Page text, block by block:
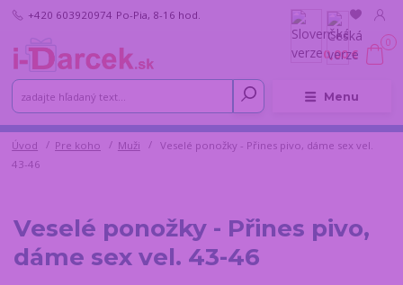
Menu
+420 603920974 Po-Pia, 8-16 hod.
0
0,00 €
Úvod Pre koho Muži
Veselé ponožky - Přines pivo, dáme sex vel.
43-46
Veselé ponožky - Přines pivo,
dáme sex vel. 43-46